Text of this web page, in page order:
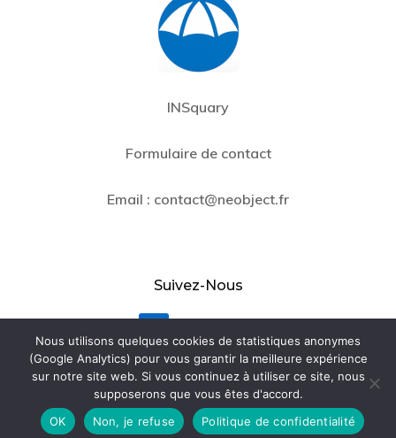
INSquary
Formulaire de contact
Email : contact@neobject.fr
Suivez-Nous
Contact
Nous utilisons quelques cookies de statistiques anonymes
(Google Analytics) pour vous garantir la meilleure expérience
sur notre site web. Si vous continuez à utiliser ce site, nous
supposerons que vous êtes d'accord.
OK
Non, je refuse Politique de confidentialité